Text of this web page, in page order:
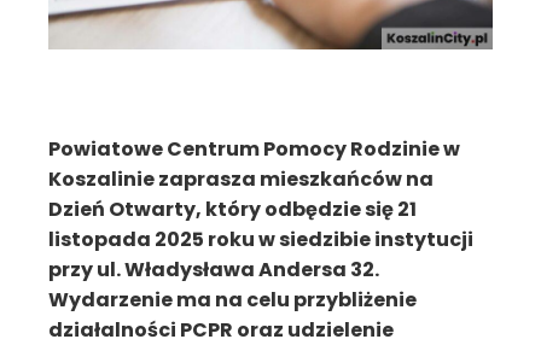
Powiatowe Centrum Pomocy Rodzinie w
Koszalinie zaprasza mieszkańców na
Dzień Otwarty, który odbędzie się 21
listopada 2025 roku w siedzibie instytucji
przy ul. Władysława Andersa 32.
Wydarzenie ma na celu przybliżenie
działalności PCPR oraz udzielenie